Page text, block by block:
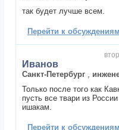
так будет лучше всем.
Перейти к
Иванов
Санкт-Петербург
Только после того как
пусть все твари из
ишакам.
Перейти к